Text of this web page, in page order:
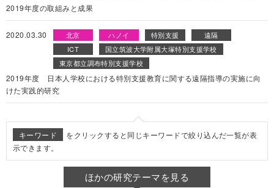
2019年度の取組みと成果
2020.03.30 北京 ハノイ 特別支援
遠隔
ICT
国立筑波大学附属大塚特別支援学校
東京都立調布特別支援学校
2019年度 日本人学校における特別支援教育に関する遠隔指導の実施に向
けた実践的研究
キーワード
をクリックすると同じキーワードで絞り込んだ一覧が表
示できます。
ほかの研究テーマを見る